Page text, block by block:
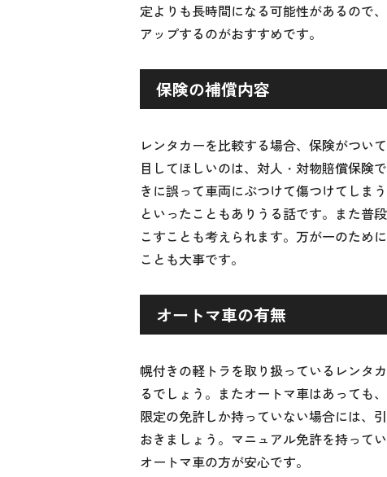
定よりも長時間になる可能性があるので
アップするのがおすすめです。
保険の補償内容
レンタカーを比較する場合、保険がつい
目してほしいのは、対人・対物賠償保険
きに誤って車両にぶつけて傷つけてしま
といったこともありうる話です。また普
こすことも考えられます。万が一のため
ことも大事です。
オートマ車の有無
幌付きの軽トラを取り扱っているレンタ
るでしょう。またオートマ車はあっても
限定の免許しか持っていない場合には、
おきましょう。マニュアル免許を持って
オートマ車の方が安心です。